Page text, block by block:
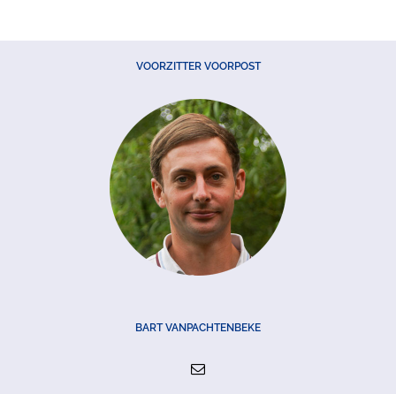
VOORZITTER VOORPOST
BART VANPACHTENBEKE